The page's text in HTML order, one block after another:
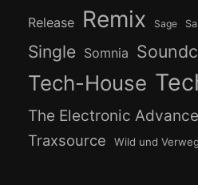
Release Remix Sage
Single Somnia
Tech-House
The Electronic Advance
Traxsource Wild und